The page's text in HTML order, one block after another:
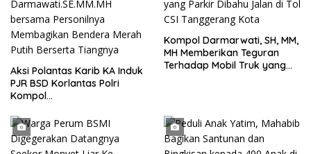
Aksi Polantas Karib KA Induk
PJR BSD Korlantas Polri
Kompol
bersama Personilnya
Membagikan Bendera Merah
Putih Berserta Tiangnya
Kompol Darmarwati, SH, MM,
MH Memberikan Teguran
Terhadap Mobil Truk yang